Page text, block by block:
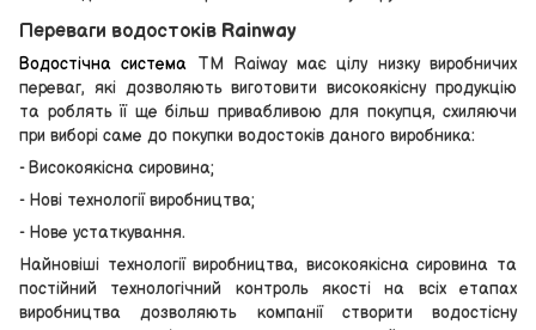
Переваги водостоків Rainway
Водостічна система ТМ Raiway має цілу низку виробничих
переваг, які дозволяють виготовити високоякісну продукцію
та роблять її ще більш привабливою для покупця, схиляючи
при виборі саме до покупки водостоків даного виробника:
- Високоякісна сировина;
- Нові технології виробництва;
- Нове устаткування.
Найновіші технології виробництва, високоякісна сировина та
постійний технологічний контроль якості на всіх етапах
виробництва дозволяють компанії створити водостісну